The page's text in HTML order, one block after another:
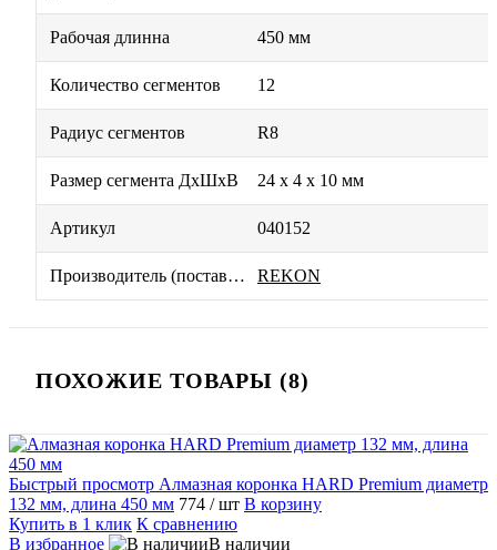
Рабочая длинна 450 мм
Количество сегментов 12
Радиус сегментов R8
Размер сегмента ДхШхВ 24 х 4 х 10 мм
Артикул 040152
Производитель (поставщик) REKON
ПОХОЖИЕ ТОВАРЫ (8)
Быстрый просмотр Алмазная коронка HARD Premium диаметр
132 мм, длина 450 мм 774 / шт В корзину
Купить в 1 клик К сравнению
В избранное
В наличии